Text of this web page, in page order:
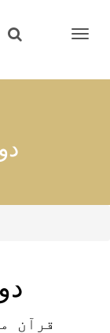
قرآن